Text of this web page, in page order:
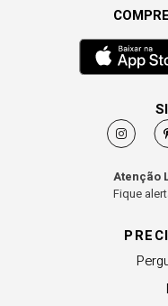
Atenção
Fique